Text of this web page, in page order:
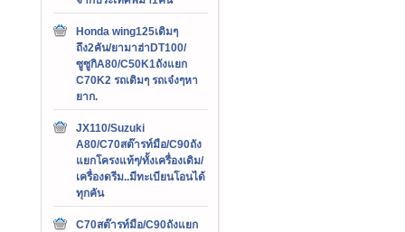
Honda wing125เดิมๆ
ถึง2คัน/ยามาฮ่าDT100/
ซูซูกิA80/C50K1ถังแยก
C70K2 รถเดิมๆ รถเจ๋งๆหา
ยาก.
JX110/Suzuki
A80/C70สต๊ารท์มือ/C90ถัง
แยกโครงแท้ๆ/ทั้งเครื่องเดิม/
เครื่องดรีม..มีทะเบียนโอนได้
ทุกคัน
C70สต๊ารท์มือ/C90ถังแยก